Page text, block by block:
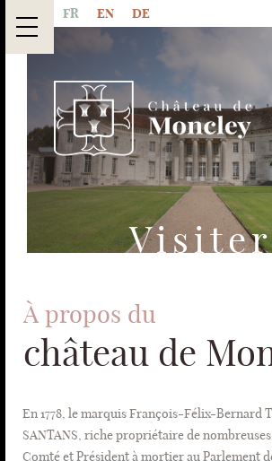
FR EN DE
Visiter
À propos du
château de
En 1778, le marquis François-Félix-Bernard
SANTANS, riche propriétaire de
Comté et Président à mortier au Parlement